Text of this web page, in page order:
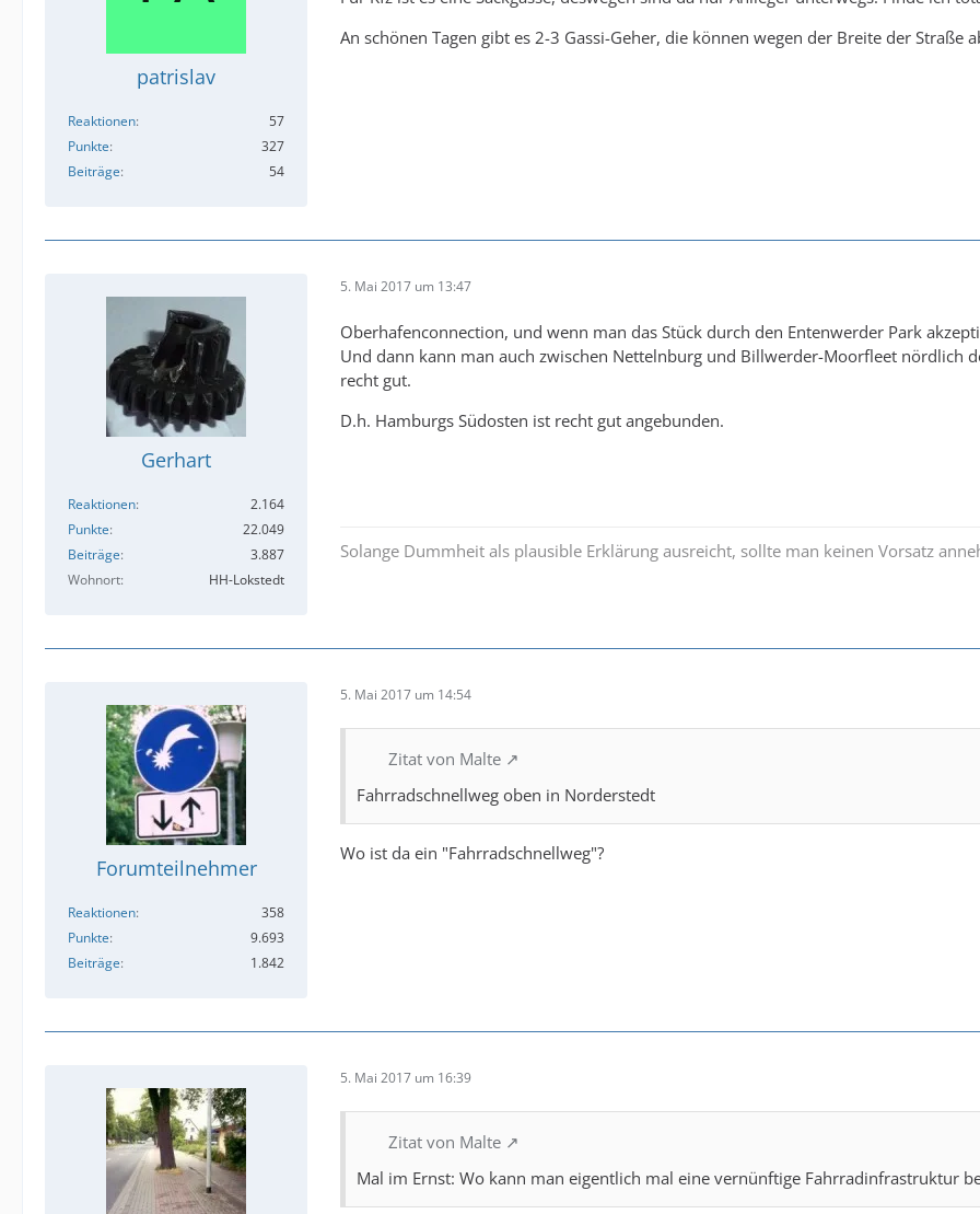
patrislav
Reaktionen
57
Punkte
327
Beiträge
54
An schönen Tagen gibt es 2-3 Gassi-Geher, die können wegen der Breite der
Gerhart
Reaktionen
2.164
Punkte
22.049
Beiträge
3.887
Wohnort
HH-Lokstedt
5. Mai 2017 um 13:47
Oberhafenconnection, und wenn man das Stück durch den Entenwerder Park
Und dann kann man auch zwischen Nettelnburg und Billwerder-Moorfleet nördlich
recht gut.
D.h. Hamburgs Südosten ist recht gut angebunden.
Solange Dummheit als plausible Erklärung ausreicht, sollte man keinen Vorsatz
Forumteilnehmer
Reaktionen
358
Punkte
9.693
Beiträge
1.842
5. Mai 2017 um 14:54
Zitat von Malte
Fahrradschnellweg oben in Norderstedt
Wo ist da ein "Fahrradschnellweg"?
5. Mai 2017 um 16:39
Zitat von Malte
Mal im Ernst: Wo kann man eigentlich mal eine vernünftige Fahrradinfrastruktur